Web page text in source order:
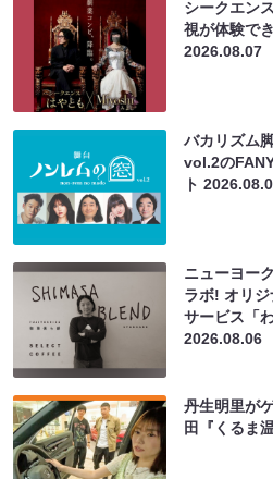
シークエン
視が体験で
2026.08.07
バカリズム
vol.2の
ト
ニューヨー
ラボ! オリ
サービス「
2026.08.06
丹生明里が
田『くるま